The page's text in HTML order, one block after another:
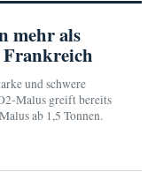
mehr als
Frankreich
und schwere
Malus greift bereits
ab 1,5 Tonnen.